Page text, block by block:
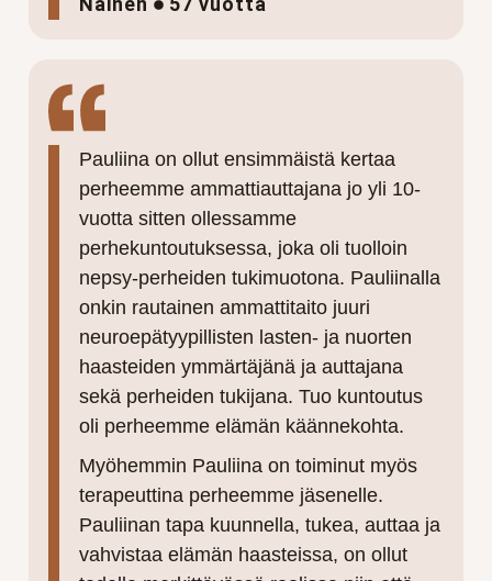
Pauliina on ollut ensimmäistä kertaa
perheemme ammattiauttajana jo yli 10-
vuotta sitten ollessamme
perhekuntoutuksessa, joka oli tuolloin
nepsy-perheiden tukimuotona. Pauliinalla
onkin rautainen ammattitaito juuri
neuroepätyypillisten lasten- ja nuorten
haasteiden ymmärtäjänä ja auttajana
sekä perheiden tukijana. Tuo kuntoutus
oli perheemme elämän käännekohta.
Myöhemmin Pauliina on toiminut myös
terapeuttina perheemme jäsenelle.
Pauliinan tapa kuunnella, tukea, auttaa ja
vahvistaa elämän haasteissa, on ollut